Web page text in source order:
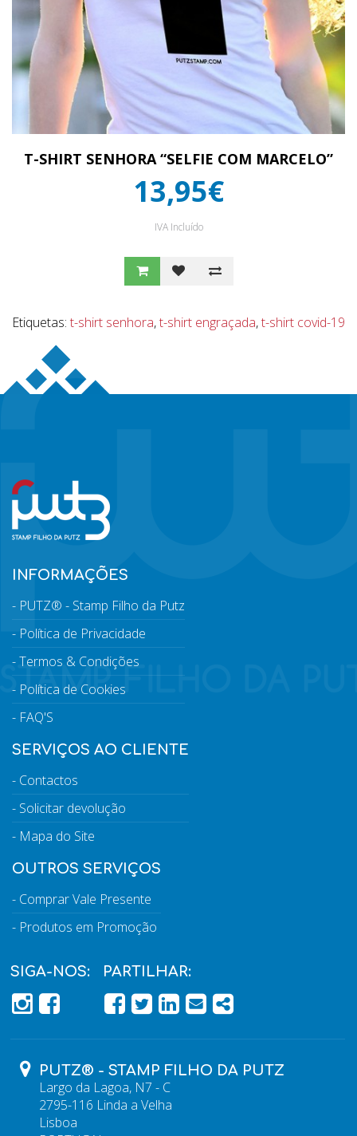
T-SHIRT SENHORA “SELFIE COM MARCELO”
13,95€
IVA Incluído
Etiquetas: t-shirt senhora,t-shirt engraçada,t-shirt covid-19
INFORMAÇÕES
PUTZ® - Stamp Filho da Putz
Política de Privacidade
Termos & Condições
Política de Cookies
FAQ'S
SERVIÇOS AO CLIENTE
Contactos
Solicitar devolução
Mapa do Site
OUTROS SERVIÇOS
Comprar Vale Presente
Produtos em Promoção
SIGA-NOS:
PÁGINA DO FACEBOOK
PÁGINA DO FACEBOOK
PARTILHAR:
FACEBOOK
TWITTER
LINKEDIN
EMAIL
PUTZ® - STAMP FILHO DA PUTZ
Largo da Lagoa, N7 - C
2795-116 Linda a Velha
Lisboa